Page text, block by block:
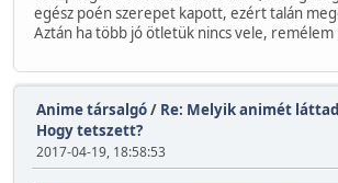
egész poén szerepet kapott, ezért talán
Aztán ha több jó ötletük nincs vele,
Anime társalgó/ Re: Melyik animét
Hogy tetszett?
2017-04-19, 18:58:53